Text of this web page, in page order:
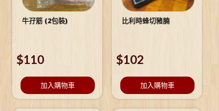
牛孖筋 (2包裝)
$110
加入購物車
比利時蜂切豬腩
$102
加入購物車